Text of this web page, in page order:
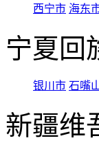
西宁市 海东
宁夏回
银川市 石嘴
新疆维